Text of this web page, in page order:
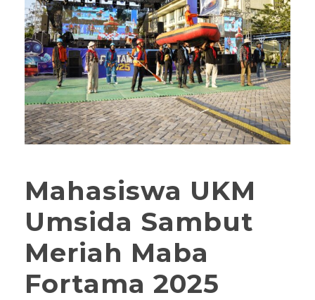
Mahasiswa UKM
Umsida Sambut
Meriah Maba
Fortama 2025